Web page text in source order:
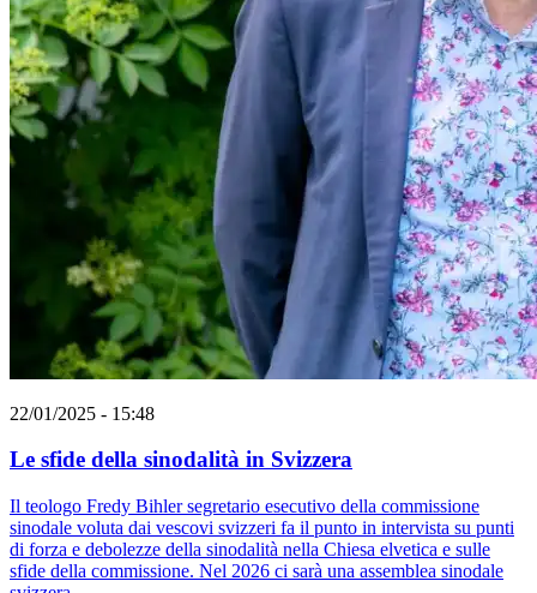
22/01/2025 - 15:48
Le sfide della sinodalità in Svizzera
Il teologo Fredy Bihler segretario esecutivo della commissione
sinodale voluta dai vescovi svizzeri fa il punto in intervista su punti
di forza e debolezze della sinodalità nella Chiesa elvetica e sulle
sfide della commissione. Nel 2026 ci sarà una assemblea sinodale